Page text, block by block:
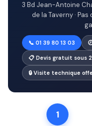
3 Bd Jean-Antoine
de la Taverny ·
📞 01 39 80 13 03
📋 Devis gratuit sous
🔒 Visite technique
1